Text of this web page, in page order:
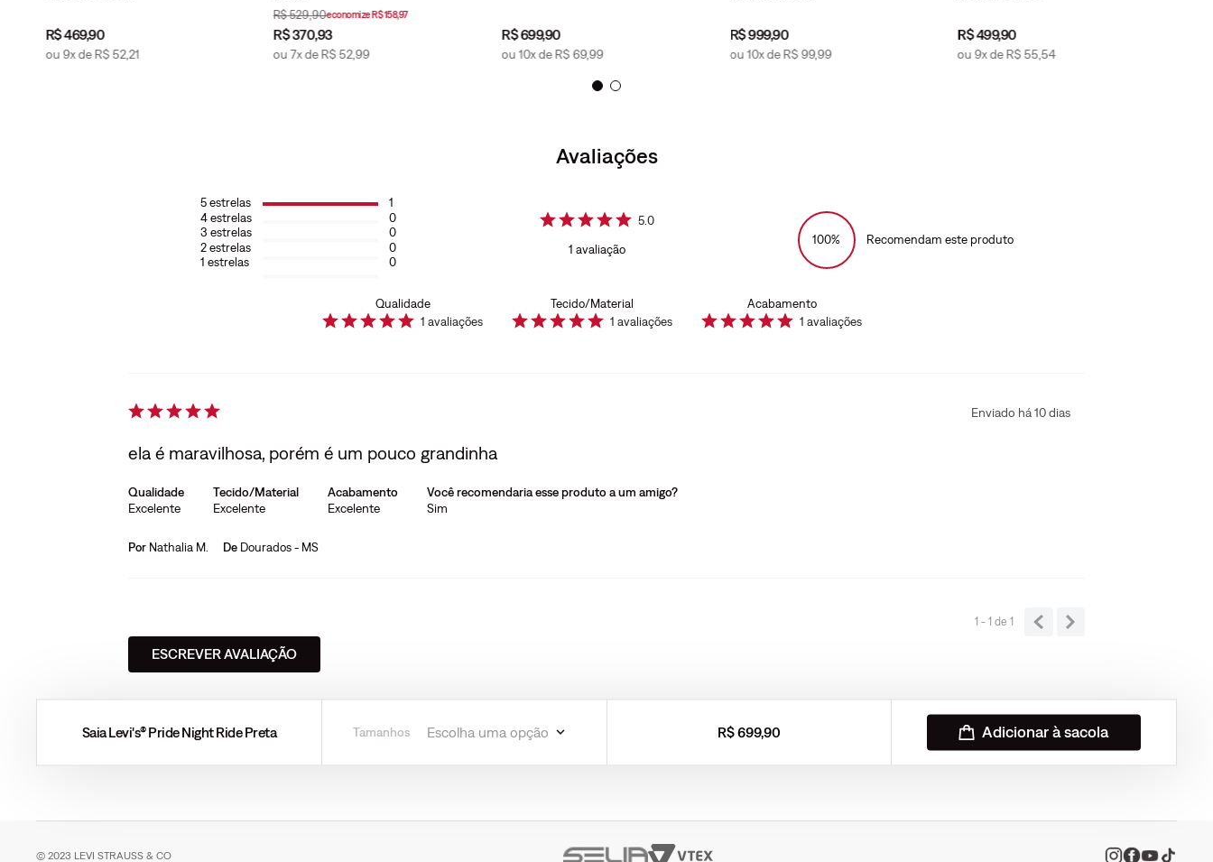
Saia Levi's® Pride Night Ride Preta Tamanhos Escolha uma opção R$699,90 Adicionar à sacola
R$469,90
ou 9x deR$ 52,21
R$ 529,90economizeR$158,97
R$370,93
ou7x deR$ 52,99
R$699,90
ou10x deR$ 69,99
R$999,90
ou10x deR$ 99,99
R$499,90
ou 9x deR$ 55 54
Avaliações
5estrelas
4estrelas
3 estrelas
2estrelas
1 estrelas
1
0
0
0
0
5.0
1 avaliação
100% Recomendam este produto
Qualidade
1 avaliações
Tecido/Material
1 avaliações
Acabamento
1 avaliações
Enviado há10 dias
ela é maravilhosa, porém é um pouco grandinha
Qualidade
Excelente
Tecido/Material
Excelente
Acabamento
Excelente
Você recomendaria esse produto a um amigo?
Sim
Por Nathalia M. De Dourados - MS
1 - 1de 1
ESCREVER AVALIAÇÃO
© 2023 LEVI STRAUSS & CO